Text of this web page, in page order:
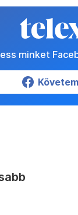
minket